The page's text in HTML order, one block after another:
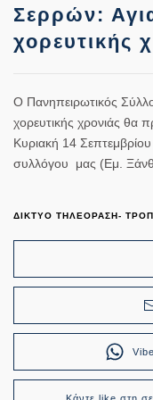
Σερρών:
χορευτικής
Ο Πανηπειρωτικός
χορευτικής χρονιάς θα
Κυριακή 14
συλλόγου μας (Εμ.
ΔΙΚΤΥΟ ΤΗΛΕΟΡΑΣΗ-